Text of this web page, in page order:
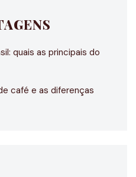
quais as principais do
café e as diferenças